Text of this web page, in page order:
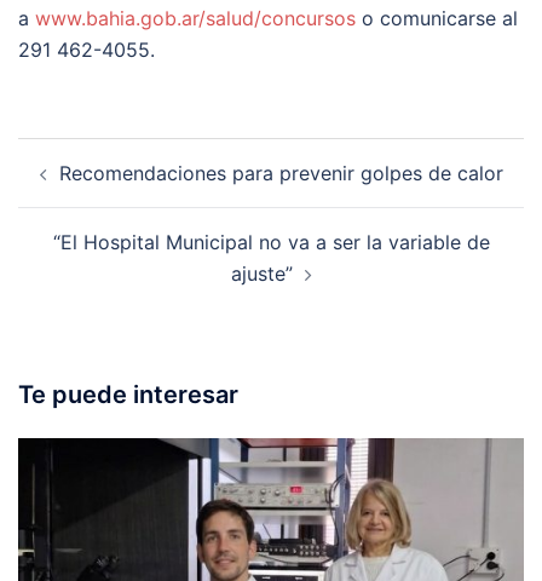
a www.bahia.gob.ar/salud/concursos o comunicarse al
291 462-4055.
navigation
Recomendaciones para prevenir golpes de calor
“El Hospital Municipal no va a ser la variable de
ajuste”
Te puede interesar